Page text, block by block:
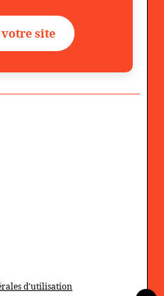
site
d'utilisation